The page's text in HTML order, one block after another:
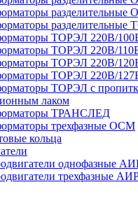
разделительные
разделительные
ТОРЭЛ 220В/
ТОРЭЛ 220В/
ТОРЭЛ 220В/
ТОРЭЛ 220В/
ТОРЭЛ с
лаком
ТРАНСЛЕД
трехфазные ОСМ
кольца
однофазные
трехфазные